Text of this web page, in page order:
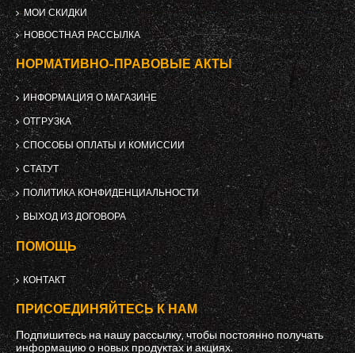
МОИ СКИДКИ
НОВОСТНАЯ РАССЫЛКА
НОРМАТИВНО-ПРАВОВЫЕ АКТЫ
ИНФОРМАЦИЯ О МАГАЗИНЕ
ОТГРУЗКА
СПОСОБЫ ОПЛАТЫ И КОМИССИИ
СТАТУТ
ПОЛИТИКА КОНФИДЕНЦИАЛЬНОСТИ
ВЫХОД ИЗ ДОГОВОРА
ПОМОЩЬ
КОНТАКТ
ПРИСОЕДИНЯЙТЕСЬ К НАМ
Подпишитесь на нашу рассылку, чтобы постоянно получать
информацию о новых продуктах и ​​акциях.